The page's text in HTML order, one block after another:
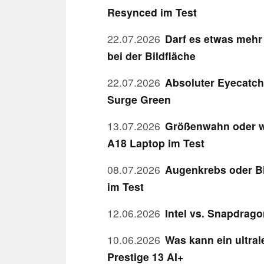
Resynced im Test
22.07.2026 Darf es etwas
bei der Bildfläche
22.07.2026 Absoluter
Surge Green
13.07.2026 Größenwahn oder
A18 Laptop im Test
08.07.2026 Augenkrebs oder
im Test
12.06.2026 Intel vs.
10.06.2026 Was kann ein
Prestige 13 AI+